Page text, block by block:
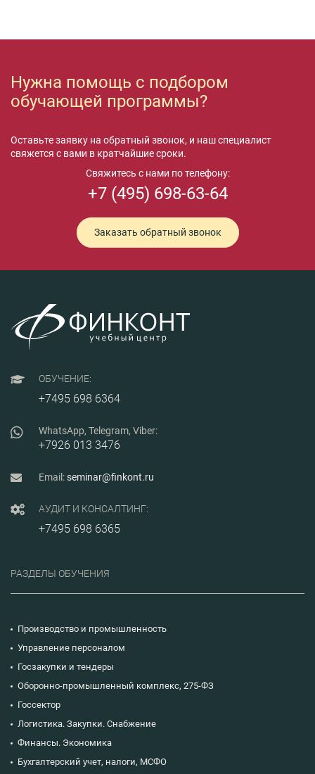
Нужна помощь с подбором
обучающей программы?
Оставьте заявку на обратный звонок, и наш специалист
свяжется с вами в кратчайшие сроки.
Свяжитесь с нами по телефону:
+7 (495) 698-63-64
Заказать обратный звонок
ОБУЧЕНИЕ:
+7495 698 6364
WhatsApp, Telegram, Viber:
+7926 013 3476
Email:seminar@finkont.ru
АУДИТ И КОНСАЛТИНГ:
+7495 698 6365
РАЗДЕЛЫ ОБУЧЕНИЯ
Производство и промышленность
Управление персоналом
Госзакупки и тендеры
Оборонно-промышленный комплекс, 275-ФЗ
Госсектор
Логистика. Закупки. Снабжение
Финансы. Экономика
Бухгалтерский учет, налоги, МСФО